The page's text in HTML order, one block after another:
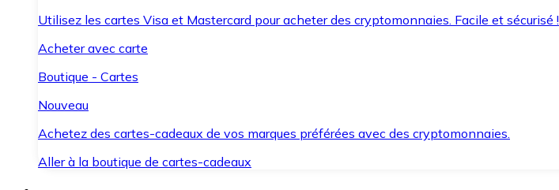
Utilisez les cartes Visa et Mastercard pour acheter des cryptomonnaies. Facile et sécurisé !
Acheter avec carte
Boutique - Cartes
Nouveau
Achetez des cartes-cadeaux de vos marques préférées avec des cryptomonnaies.
Aller à la boutique de cartes-cadeaux